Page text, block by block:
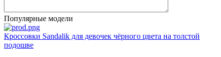
Популярные модели
Кроссовки Sandalik для девочек чёрного цвета на толстой
подошве